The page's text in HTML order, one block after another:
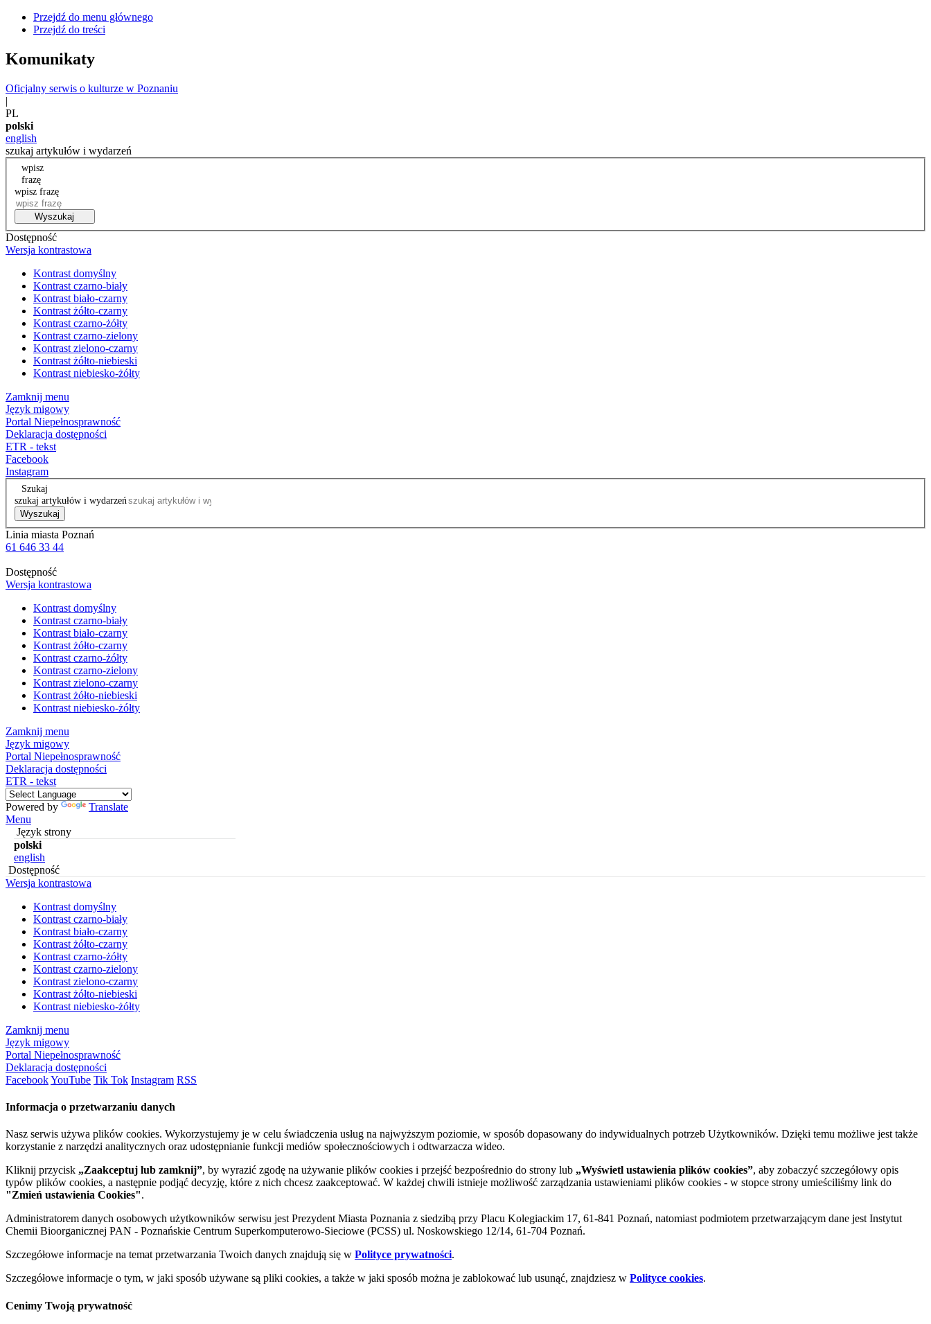
Przejdź do menu głównego
Przejdź do treści
Komunikaty
Oficjalny serwis o kulturze w Poznaniu
|
PL
polski
english
szukaj artykułów i wydarzeń
wpisz
frazę
wpisz frazę
Wyszukaj
Dostępność
Wersja kontrastowa
Kontrast domyślny
Kontrast czarno-biały
Kontrast biało-czarny
Kontrast żółto-czarny
Kontrast czarno-żółty
Kontrast czarno-zielony
Kontrast zielono-czarny
Kontrast żółto-niebieski
Kontrast niebiesko-żółty
Zamknij menu
Język migowy
Portal Niepełnosprawność
Deklaracja dostępności
ETR - tekst
Facebook
Instagram
Szukaj
szukaj artykułów i wydarzeń
Wyszukaj
Linia miasta Poznań
61 646 33 44
Dostępność
Wersja kontrastowa
Kontrast domyślny
Kontrast czarno-biały
Kontrast biało-czarny
Kontrast żółto-czarny
Kontrast czarno-żółty
Kontrast czarno-zielony
Kontrast zielono-czarny
Kontrast żółto-niebieski
Kontrast niebiesko-żółty
Zamknij menu
Język migowy
Portal Niepełnosprawność
Deklaracja dostępności
ETR - tekst
Powered by
Translate
Menu
Język strony
polski
english
Dostępność
Wersja kontrastowa
Kontrast domyślny
Kontrast czarno-biały
Kontrast biało-czarny
Kontrast żółto-czarny
Kontrast czarno-żółty
Kontrast czarno-zielony
Kontrast zielono-czarny
Kontrast żółto-niebieski
Kontrast niebiesko-żółty
Zamknij menu
Język migowy
Portal Niepełnosprawność
Deklaracja dostępności
FacebookYouTube Tik Tok Instagram RSS
Informacja o przetwarzaniu danych
Nasz serwis używa plików cookies. Wykorzystujemy je w celu świadczenia usług na najwyższym poziomie, w sposób dopasowany do indywidualnych potrzeb Użytkowników. Dzięki temu możliwe jest także
korzystanie z narzędzi analitycznych oraz udostępnianie funkcji mediów społecznościowych i odtwarzacza wideo.
Kliknij przycisk „Zaakceptuj lub zamknij”, by wyrazić zgodę na używanie plików cookies i przejść bezpośrednio do strony lub „Wyświetl ustawienia plików cookies”, aby zobaczyć szczegółowy opis
typów plików cookies, a następnie podjąć decyzję, które z nich chcesz zaakceptować. W każdej chwili istnieje możliwość zarządzania ustawieniami plików cookies - w stopce strony umieściliśmy link do
"Zmień ustawienia Cookies".
Administratorem danych osobowych użytkowników serwisu jest Prezydent Miasta Poznania z siedzibą przy Placu Kolegiackim 17, 61-841 Poznań, natomiast podmiotem przetwarzającym dane jest Instytut
Chemii Bioorganicznej PAN - Poznańskie Centrum Superkomputerowo-Sieciowe (PCSS) ul. Noskowskiego 12/14, 61-704 Poznań.
Szczegółowe informacje na temat przetwarzania Twoich danych znajdują się w Polityce prywatności.
Szczegółowe informacje o tym, w jaki sposób używane są pliki cookies, a także w jaki sposób można je zablokować lub usunąć, znajdziesz w Polityce cookies.
Cenimy Twoją prywatność